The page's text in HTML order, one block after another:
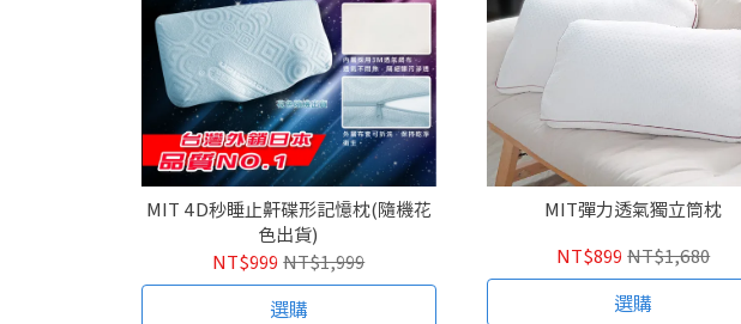
MIT 4D秒睡止鼾碟形記憶枕(隨機花
色出貨)
NT$999 NT$1,999
選購
MIT彈力透氣獨立筒枕
NT$899 NT$1,680
選購